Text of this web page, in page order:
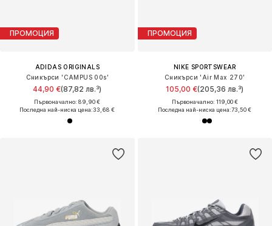
ПРОМОЦИЯ
ADIDAS ORIGINALS
Сникърси 'CAMPUS 00s'
44,90 €(87,82 лв.³)
Първоначално: 89,90 €
Последна най-ниска цена:33,68 €
ПРОМОЦИЯ
NIKE SPORTSWEAR
Сникърси 'Air Max 270'
105,00 €(205,36 лв.³)
Първоначално: 119,00 €
Последна най-ниска цена:73,50 €